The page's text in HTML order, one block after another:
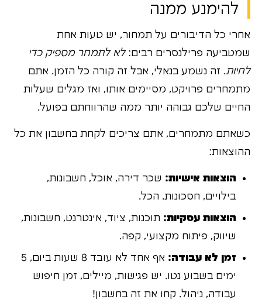
להימנע ממנה
אחרי כל הדיבורים על תמחור, יש טעות אחת
שמטביעה פרילנסרים רבים:לא לתמחר מספיק כדי
לחיות. זה נשמע בנאלי, אבל זה קורה כל הזמן. אתם
מתמחרים פרויקט, מסיימים אותו, ואז מגלים שעלות
החיים שלכם גבוהה יותר ממה שהרווחתם בפועל.
כשאתם מתמחרים, אתם צריכים לקחת בחשבון את כל
ההוצאות:
הוצאות אישיות: שכר דירה, אוכל, חשבונות,
בילויים, חסכונות. הכל.
הוצאות עסקיות: תוכנות, ציוד, אינטרנט, חשבונות,
שיווק, פיתוח מקצועי, קפה.
זמן לא עבודה:
אף אחד לא עובד 8 שעות ביום, 5
ימים בשבוע נטו. יש פגישות, מיילים, זמן חיפוש
עבודה, ניהול. קחו את זה בחשבון!